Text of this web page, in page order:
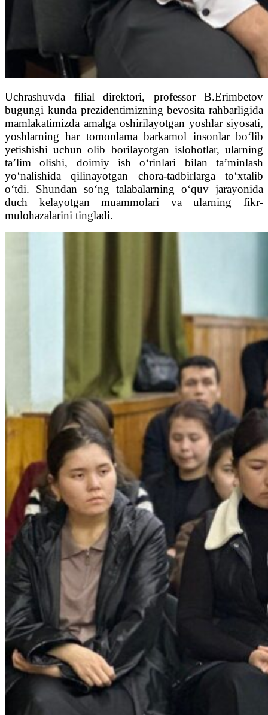
Uchrashuvda filial direktori, professor B.Erimbetov
bugungi kunda prezidentimizning bevosita rahbarligida
mamlakatimizda amalga oshirilayotgan yoshlar siyosati,
yoshlarning har tomonlama barkamol insonlar bo‘lib
yetishishi uchun olib borilayotgan islohotlar, ularning
ta’lim olishi, doimiy ish o‘rinlari bilan ta’minlash
yo‘nalishida qilinayotgan chora-tadbirlarga to‘xtalib
o‘tdi. Shundan so‘ng talabalarning o‘quv jarayonida
duch kelayotgan muammolari va ularning fikr-
mulohazalarini tingladi.